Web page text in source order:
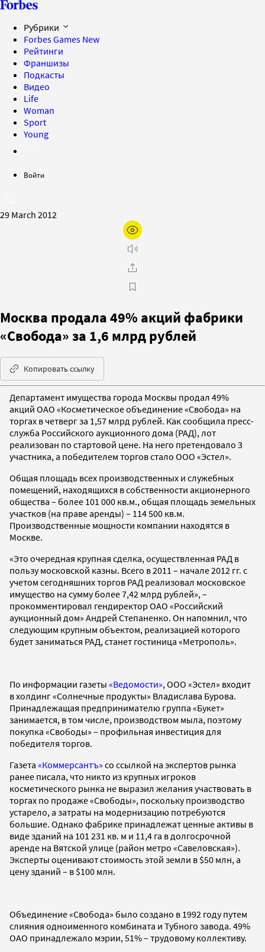
Рубрики
Forbes Games New
Рейтинги
Франшизы
Подкасты
Видео
Life
Woman
Sport
Young
Войти
29 March 2012
Москва продала 49% акций фабрики
«Свобода» за 1,6 млрд рублей
Копировать ссылку
Департамент имущества города Москвы продал 49%
акций ОАО «Косметическое объединение «Свобода» на
торгах в четверг за 1,57 млрд рублей. Как сообщила пресс-
служба Российского аукционного дома (РАД), лот
реализован по стартовой цене. На него претендовало 3
участника, а победителем торгов стало ООО «Эстел».
Общая площадь всех производственных и служебных
помещений, находящихся в собственности акционерного
общества – более 101 000 кв.м., общая площадь земельных
участков (на праве аренды) – 114 500 кв.м.
Производственные мощности компании находятся в
Москве.
«Это очередная крупная сделка, осуществленная РАД в
пользу московской казны. Всего в 2011 – начале 2012 гг. с
учетом сегодняшних торгов РАД реализовал московское
имущество на сумму более 7,42 млрд рублей», –
прокомментировал гендиректор ОАО «Российский
аукционный дом» Андрей Степаненко. Он напомнил, что
следующим крупным объектом, реализацией которого
будет заниматься РАД, станет гостиница «Метрополь».
По информации газеты «Ведомости», ООО «Эстел» входит
в холдинг «Солнечные продукты» Владислава Бурова.
Принадлежащая предпринимателю группа «Букет»
занимается, в том числе, производством мыла, поэтому
покупка «Свободы» – профильная инвестиция для
победителя торгов.
Газета «Коммерсантъ» со ссылкой на экспертов рынка
ранее писала, что никто из крупных игроков
косметического рынка не выразил желания участвовать в
торгах по продаже «Свободы», поскольку производство
устарело, а затраты на модернизацию потребуются
большие. Однако фабрике принадлежат ценные активы в
виде зданий на 101 231 кв. м и 11,4 га в долгосрочной
аренде на Вятской улице (район метро «Савеловская»).
Эксперты оценивают стоимость этой земли в $50 млн, а
цену зданий – в $100 млн.
Объединение «Свобода» было создано в 1992 году путем
слияния одноименного комбината и Тубного завода. 49%
ОАО принадлежало мэрии, 51% – трудовому коллективу.